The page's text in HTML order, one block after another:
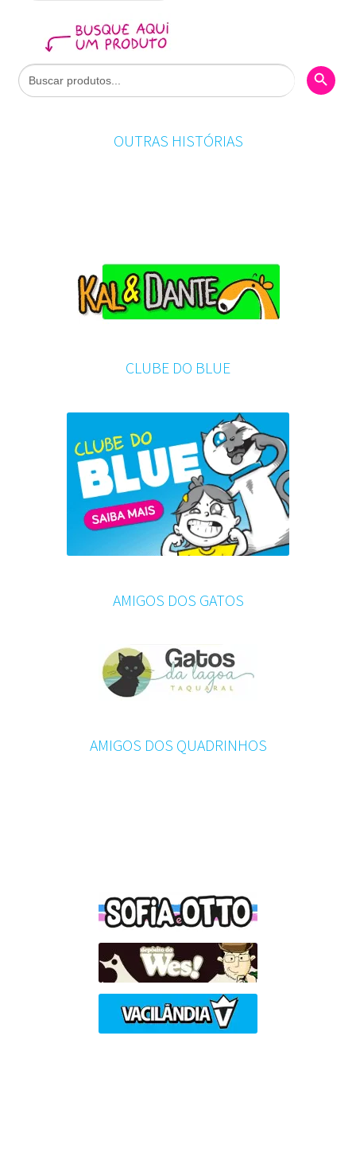
Search
for:
Search
OUTRAS HISTÓRIAS
CLUBE DO BLUE
AMIGOS DOS GATOS
AMIGOS DOS QUADRINHOS